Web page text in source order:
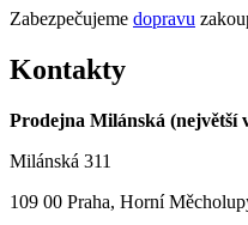
Zabezpečujeme dopravu
Kontakty
Prodejna Milánská (největší
Milánská 311
109 00 Praha, Horní